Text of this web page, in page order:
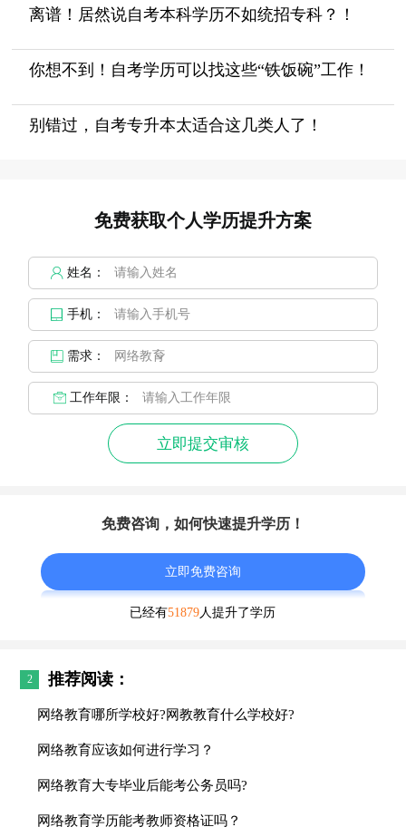
离谱！居然说自考本科学历不如统招专科？！
你想不到！自考学历可以找这些“铁饭碗”工作！
别错过，自考专升本太适合这几类人了！
免费获取个人学历提升方案
姓名：
手机：
需求：
工作年限：
立即提交审核
免费咨询，如何快速提升学历！
立即免费咨询
已经有51879人提升了学历
2 推荐阅读：
网络教育哪所学校好?网教教育什么学校好?
网络教育应该如何进行学习？
网络教育大专毕业后能考公务员吗?
网络教育学历能考教师资格证吗？